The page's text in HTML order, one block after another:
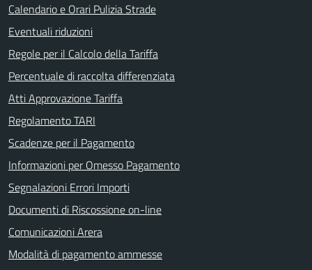
Calendario e Orari Pulizia Strade
Eventuali riduzioni
Regole per il Calcolo della Tariffa
Percentuale di raccolta differenziata
Atti Approvazione Tariffa
Regolamento TARI
Scadenze per il Pagamento
Informazioni per Omesso Pagamento
Segnalazioni Errori Importi
Documenti di Riscossione on-line
Comunicazioni Arera
Modalità di pagamento ammesse